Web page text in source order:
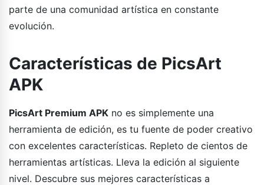
parte de una comunidad artística en constante
evolución.
Características de PicsArt
APK
PicsArt Premium APK no es simplemente una
herramienta de edición, es tu fuente de poder creativo
con excelentes características. Repleto de cientos de
herramientas artísticas. Lleva la edición al siguiente
nivel. Descubre sus mejores características a